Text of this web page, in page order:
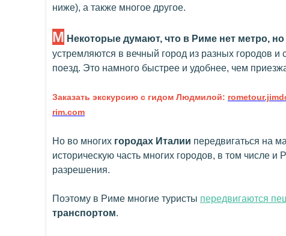
ниже), а также многое другое.
М Некоторые думают, что в Риме нет метро,
устремляются в вечный город из разных городов
поезд. Это намного быстрее и удобнее, чем
Заказать экскурсию с гидом Людмилой:
rim.com
Но во многих городах Италии передвигаться на
историческую часть многих городов, в том числе и
разрешения.
Поэтому в Риме многие туристы передвигаются
транспортом.